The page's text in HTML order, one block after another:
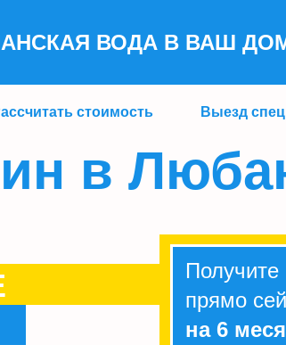
в
Получите
прямо
на 6
ВОДА В ВАШ
стоимость Выезд